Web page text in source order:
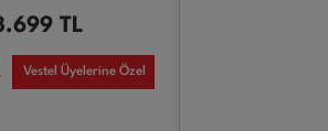
TL
Vestel Üyelerine Özel